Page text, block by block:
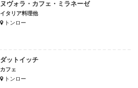
ヌヴォラ・カフェ・ミラネーゼ
イタリア料理他
トンロー
ダットイッチ
カフェ
トンロー